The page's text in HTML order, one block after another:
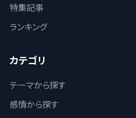
特集記事
ランキング
カテゴリ
テーマから探す
感情から探す